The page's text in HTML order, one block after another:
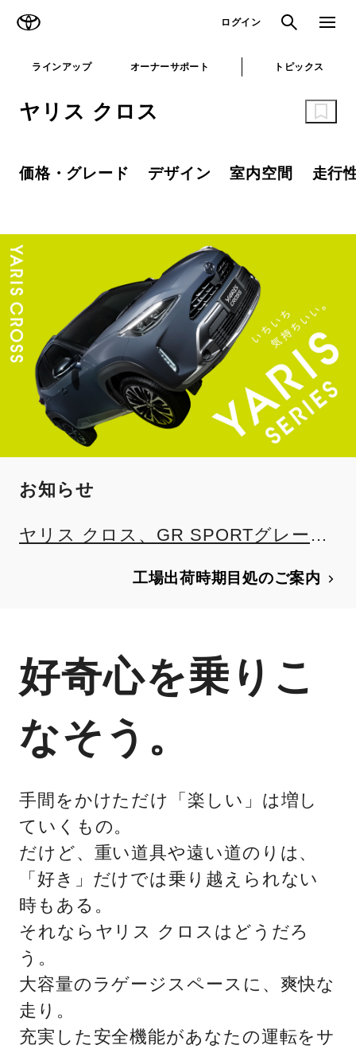
ログイン 検索 メニュ
ラインアップ オーナーサポート トピックス
ヤリス クロス
価格・グレード デザイン 室内空間 走行
お知らせ
ヤリス クロス、GR SPORTグレード
工場出荷時期目処のご案内
好奇心を乗りこ
なそう。
手間をかけただけ「楽しい」は増し
ていくもの。
だけど、重い道具や遠い道のりは、
「好き」だけでは乗り越えられない
時もある。
それならヤリス クロスはどうだろ
う。
大容量のラゲージスペースに、爽快な
走り。
充実した安全機能があなたの運転をサ